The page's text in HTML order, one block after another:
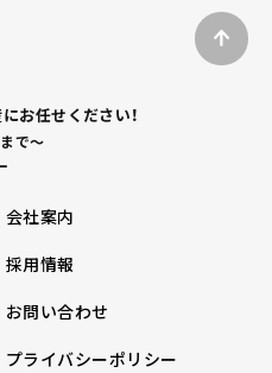
お任せください！
で～
会社案内
採用情報
お問い合わせ
プライバシーポリシー